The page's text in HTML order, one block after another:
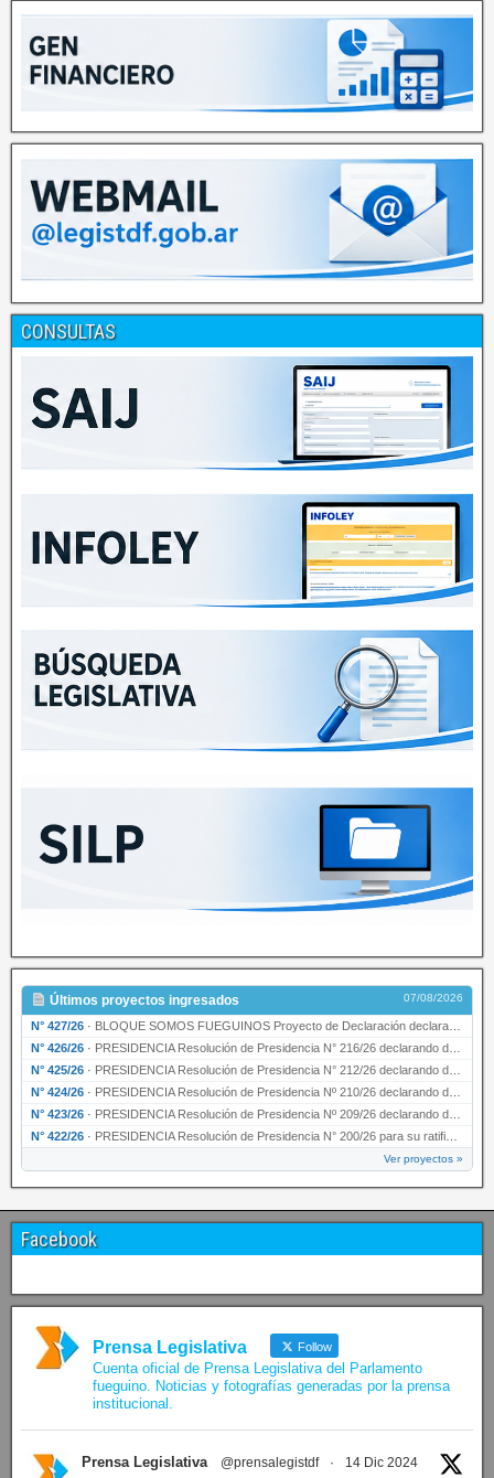
CONSULTAS
Últimos proyectos ingresados 07/08/2026
N° 427/26 · BLOQUE SOMOS FUEGUINOS Proyecto de Declaración declarando de interés provincial PRESIDENCI…
N° 426/26 · PRESIDENCIA Resolución de Presidencia N° 216/26 declarando de interés provincial la labor …
N° 425/26 · PRESIDENCIA Resolución de Presidencia N° 212/26 declarando de interés provincial el “50° A…
N° 424/26 · PRESIDENCIA Resolución de Presidencia Nº 210/26 declarando de interés provincial el proyec…
N° 423/26 · PRESIDENCIA Resolución de Presidencia Nº 209/26 declarando de interés provincial la presen…
N° 422/26 · PRESIDENCIA Resolución de Presidencia N° 200/26 para su ratificación.
Ver proyectos »
Facebook
Prensa Legislativa Follow
Cuenta oficial de Prensa Legislativa del Parlamento
fueguino. Noticias y fotografías generadas por la prensa
institucional.
Prensa Legislativa @prensalegistdf · 14 Dic 2024